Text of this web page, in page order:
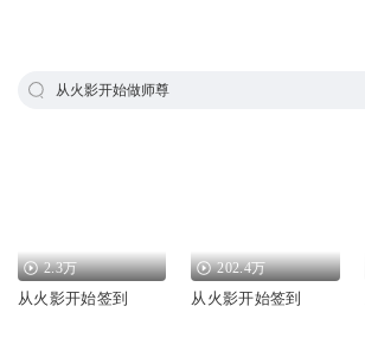
从火影开始做师尊
2.3万
从火影开始签到
202.4万
从火影开始签到